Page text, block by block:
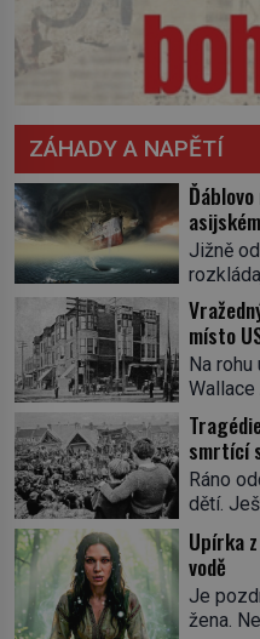
ZÁHADY A NAPĚTÍ
ve
Jižně
dracích,
v
Dračí
místem,
příroda
místo
Na
nápis
místní
sklepa.
vrah H.
v
přijíždí
smrtící
Ráno
dětí.
zná,
cosi
mrtvá.
Upírka
vodě
Je
žena.